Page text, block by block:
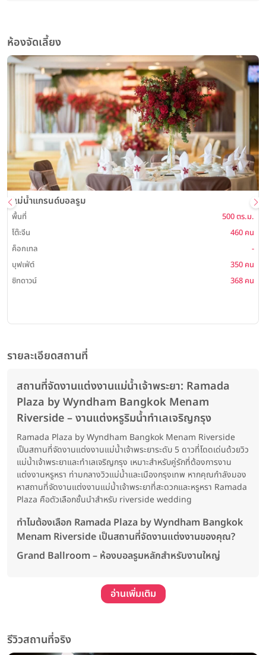
ห้องจัดเลี้ยง
แม่น้ำแกรนด์บอลรูม
พื้นที่
500 ตร.ม.
โต๊ะจีน
460 คน
ค็อกเทล
-
บุฟเฟ่ต์
350 คน
ซิทดาวน์
368 คน
รายละเอียดสถานที่
สถานที่จัดงานแต่งงานแม่น้ำเจ้าพระยา: Ramada
Plaza by Wyndham Bangkok Menam
Riverside – งานแต่งหรูริมน้ำทำเลเจริญกรุง
Ramada Plaza by Wyndham Bangkok Menam Riverside
เป็นสถานที่จัดงานแต่งงานแม่น้ำเจ้าพระยาระดับ 5 ดาวที่โดดเด่นด้วยวิว
แม่น้ำเจ้าพระยาและทำเลเจริญกรุง เหมาะสำหรับคู่รักที่ต้องการงาน
แต่งงานหรูหรา ท่ามกลางวิวแม่น้ำและเมืองกรุงเทพ หากคุณกำลังมอง
หาสถานที่จัดงานแต่งงานแม่น้ำเจ้าพระยาที่สะดวกและหรูหรา Ramada
Plaza คือตัวเลือกชั้นนำสำหรับ riverside wedding
ทำไมต้องเลือก Ramada Plaza by Wyndham Bangkok
Menam Riverside เป็นสถานที่จัดงานแต่งงานของคุณ?
Grand Ballroom – ห้องบอลรูมหลักสำหรับงานใหญ่
อ่านเพิ่มเติม
รีวิวสถานที่จริง